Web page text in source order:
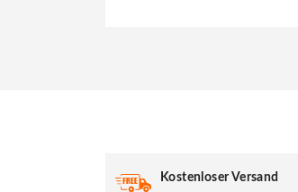
Kostenloser Versand